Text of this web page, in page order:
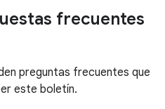
frecuentes
preguntas frecuentes que
este boletín.